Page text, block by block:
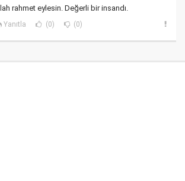
rahmet eylesin. Değerli bir insandı.
Yanıtla (0) (0)